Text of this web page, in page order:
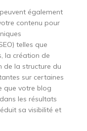
également
contenu pour
telles que
la création de
de la structure du
sur certaines
que votre blog
les résultats
sa visibilité et